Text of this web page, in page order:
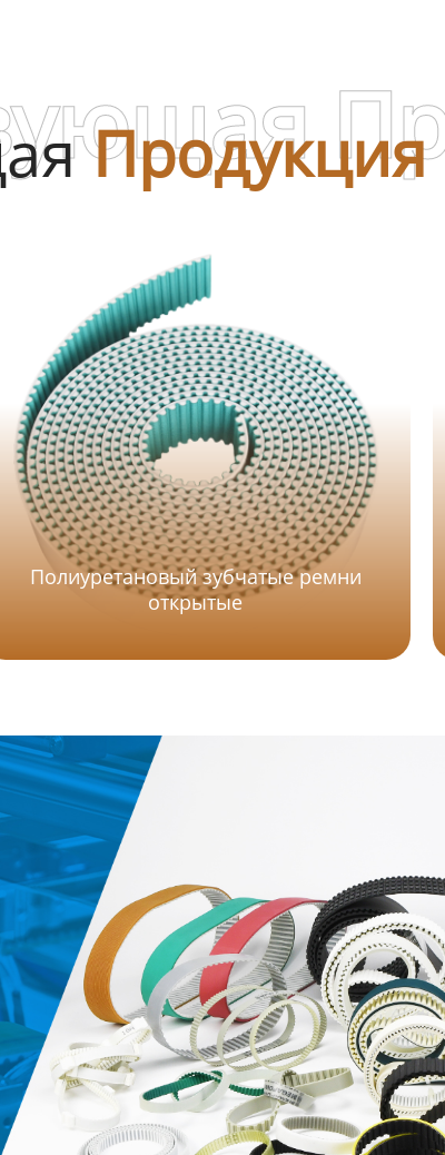
Продукция
Полиуретановый зубчатые ремни
открытые